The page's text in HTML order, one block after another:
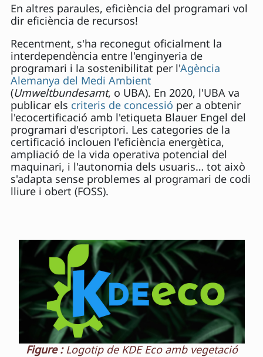
En altres paraules, eficiència del programari vol
dir eficiència de recursos!
Recentment, s'ha reconegut oficialment la
interdependència entre l'enginyeria de
programari i la sostenibilitat per l'Agència
Alemanya del Medi Ambient
(Umweltbundesamt, o UBA). En 2020, l'UBA va
publicar els criteris de concessió per a obtenir
l'ecocertificació amb l'etiqueta Blauer Engel del
programari d'escriptori. Les categories de la
certificació inclouen l'eficiència energètica,
ampliació de la vida operativa potencial del
maquinari, i l'autonomia dels usuaris… tot això
s'adapta sense problemes al programari de codi
lliure i obert (FOSS).
Figure :Logotip de KDE Eco amb vegetació